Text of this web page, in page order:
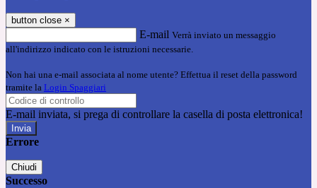
button close ×
E-mail Verrà inviato un messaggio
all'indirizzo indicato con le istruzioni necessarie.
Non hai una e-mail associata al nome utente? Effettua il reset della password
tramite la Login Spaggiari
E-mail inviata, si prega di controllare la casella di posta elettronica!
Errore
Chiudi
Successo